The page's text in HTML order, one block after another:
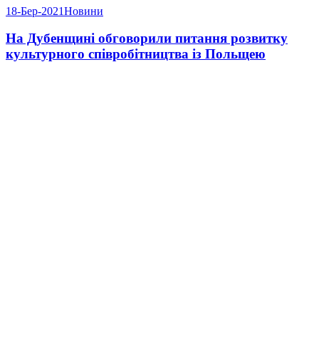
18-Бер-2021Новини
На Дубенщині обговорили питання розвитку
культурного співробітництва із Польщею